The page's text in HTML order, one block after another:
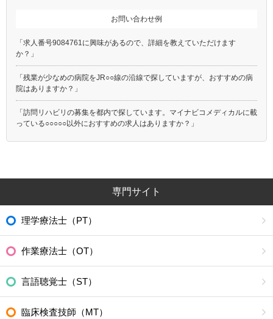
お問い合わせ例
「求人番号9084761に興味があるので、詳細を教えていただけます
か？」
「残業が少なめの病院をJR○○線の沿線で探していますが、おすすめの病
院はありますか？」
「訪問リハビリの募集を都内で探しています。マイナビコメディカルに載
っている○○○○○以外におすすめの求人はありますか？」
専門サイト
理学療法士（PT）
作業療法士（OT）
言語聴覚士（ST）
臨床検査技師（MT）